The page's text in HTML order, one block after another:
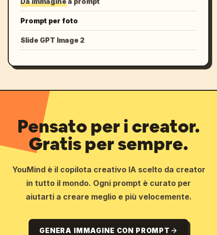
Prompt per foto
Slide GPT Image 2
Pensato per i creator.
Gratis per sempre.
YouMind è il copilota creativo IA scelto da creator
in tutto il mondo. Ogni prompt è curato per
aiutarti a creare meglio e più velocemente.
GENERA IMMAGINE CON PROMPT